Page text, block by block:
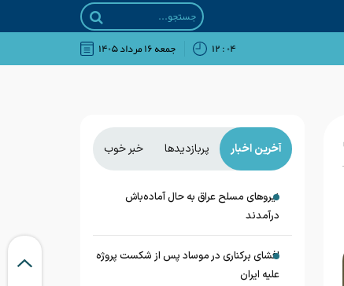
۰۴ : ۱۲ جمعه ۱۶ مرداد ۱۴۰۵
آخرین اخبار پربازدیدها خبر خوب
نیروهای مسلح عراق به حال آماده‌باش
درآمدند
افشای برکناری در موساد پس از شکست پروژه
علیه ایران